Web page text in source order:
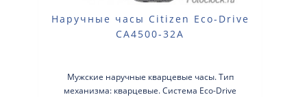
Наручные часы Citizen Eco-Drive
CA4500-32A
Мужские наручные кварцевые часы. Тип
механизма: кварцевые. Система Eco-Drive